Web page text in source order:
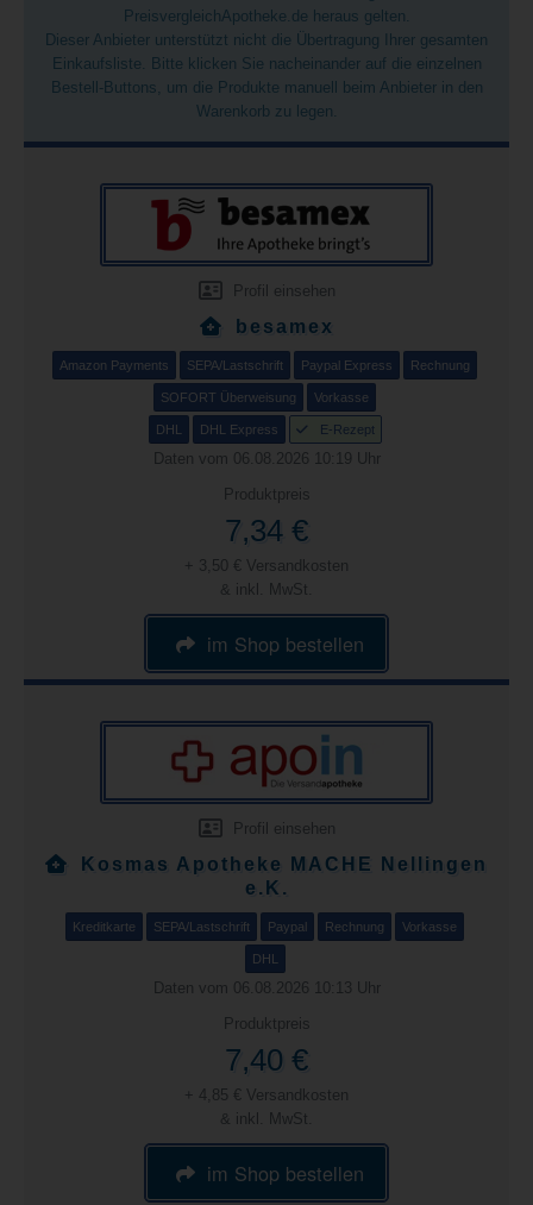
PreisvergleichApotheke.de heraus gelten.
Dieser Anbieter unterstützt nicht die Übertragung Ihrer gesamten
Einkaufsliste. Bitte klicken Sie nacheinander auf die einzelnen
Bestell-Buttons, um die Produkte manuell beim Anbieter in den
Warenkorb zu legen.
Profil einsehen
besamex
Amazon Payments SEPA/Lastschrift Paypal Express Rechnung
SOFORT Überweisung Vorkasse
DHL DHL Express E-Rezept
Daten vom 06.08.2026 10:19 Uhr
Produktpreis
7,34 €
+ 3,50 € Versandkosten
& inkl. MwSt.
im Shop bestellen
Profil einsehen
Kosmas Apotheke MACHE Nellingen
e.K.
Kreditkarte SEPA/Lastschrift Paypal Rechnung Vorkasse
DHL
Daten vom 06.08.2026 10:13 Uhr
Produktpreis
7,40 €
+ 4,85 € Versandkosten
& inkl. MwSt.
im Shop bestellen